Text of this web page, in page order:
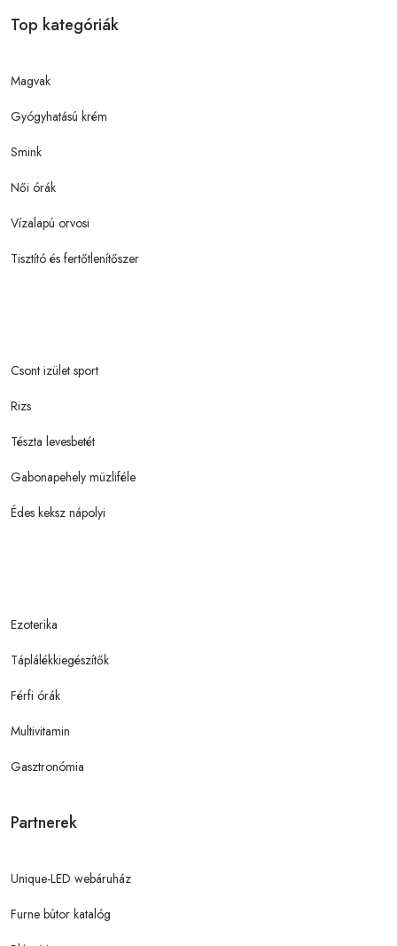
Top kategóriák
Magvak
Gyógyhatású krém
Smink
Női órák
Vízalapú orvosi
Tisztító és fertőtlenítőszer
Csont izület sport
Rizs
Tészta levesbetét
Gabonapehely müzliféle
Édes keksz nápolyi
Ezoterika
Táplálékkiegészítők
Férfi órák
Multivitamin
Gasztronómia
Partnerek
Unique-LED webáruház
Furne bútor katalóg